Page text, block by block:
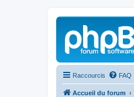
Raccourcis FAQ
Accueil du forum